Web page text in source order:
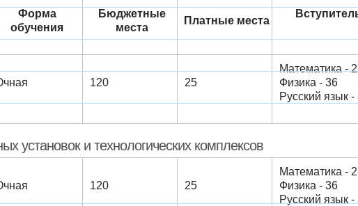
Форма
обучения
Бюджетные
места
Платные места
120 25
Математика -
Физика - 36
Русский язык -
установок и технологических комплексов
120 25
Математика -
Физика - 36
Русский язык -